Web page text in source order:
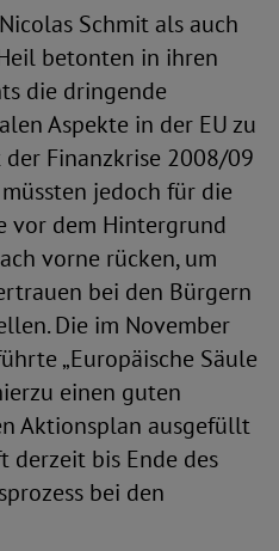
Schmit als auch
betonten in ihren
die dringende
Aspekte in der EU zu
der Finanzkrise 2008/09
jedoch für die
vor dem Hintergrund
vorne rücken, um
bei den Bürgern
Die im November
„Europäische Säule
einen guten
Aktionsplan ausgefüllt
derzeit bis Ende des
bei den